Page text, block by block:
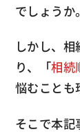
でしょうか。
しかし、
り、「相続
悩むことも
そこで本記